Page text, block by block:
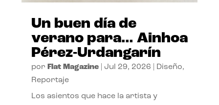
Un buen día de
verano para… Ainhoa
Pérez-Urdangarín
por Flat Magazine| Jul 29, 2026 Diseño,
Reportaje
Los asientos que hace la artista y